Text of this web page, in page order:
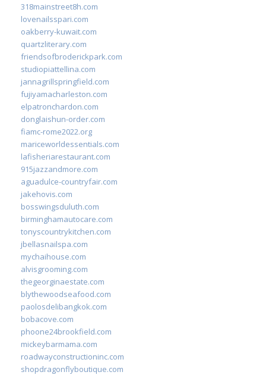
318mainstreet8h.com
lovenailsspari.com
oakberry-kuwait.com
quartzliterary.com
friendsofbroderickpark.com
studiopiattellina.com
jannagrillspringfield.com
fujiyamacharleston.com
elpatronchardon.com
donglaishun-order.com
fiamc-rome2022.org
mariceworldessentials.com
lafisheriarestaurant.com
915jazzandmore.com
aguadulce-countryfair.com
jakehovis.com
bosswingsduluth.com
birminghamautocare.com
tonyscountrykitchen.com
jbellasnailspa.com
mychaihouse.com
alvisgrooming.com
thegeorginaestate.com
blythewoodseafood.com
paolosdelibangkok.com
bobacove.com
phoone24brookfield.com
mickeybarmama.com
roadwayconstructioninc.com
shopdragonflyboutique.com